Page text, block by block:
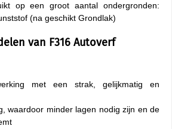
op een groot aantal ondergronden:
(na geschikt Grondlak)
van F316 Autoverf
met een strak, gelijkmatig en
waardoor minder lagen nodig zijn en de